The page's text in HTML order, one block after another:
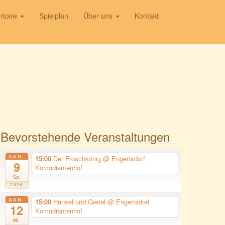
Spielplan Über uns Kontakt
Bevorstehende Veranstaltungen
AUG.
9
So.
2026
15:00 Der Froschkönig @ Engertsdorf
Komödiantenhof
AUG.
12
Mi.
15:00 Hänsel und Gretel @ Engertsdorf
Komödiantenhof